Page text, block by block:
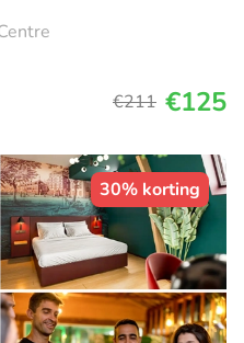
€211 €125
30% korting